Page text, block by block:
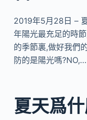
2019年5月28日 –
年陽光最充足的時
的季節裏,做好我們
防的是陽光嗎?NO,…
夏天爲